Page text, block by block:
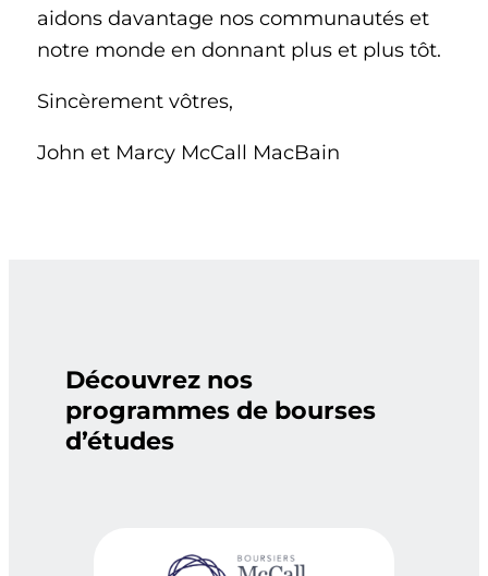
aidons davantage nos communautés et
notre monde en donnant plus et plus tôt.
Sincèrement vôtres,
John et Marcy McCall MacBain
Découvrez nos
programmes de bourses
d’études